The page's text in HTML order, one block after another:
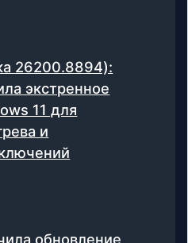
26200.8894):
экстренное
11 для
и
обновление